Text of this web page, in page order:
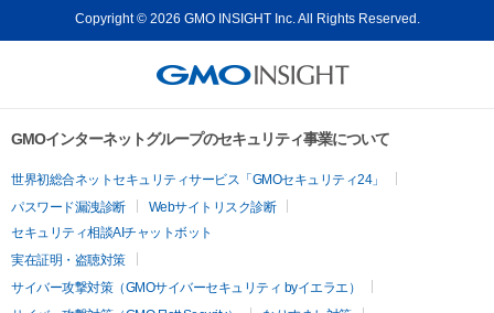
Copyright © 2026 GMO INSIGHT Inc. All Rights Reserved.
GMOインターネットグループのセキュリティ事業について
世界初総合ネットセキュリティサービス「GMOセキュリティ24」
パスワード漏洩診断
Webサイトリスク診断
セキュリティ相談AIチャットボット
実在証明・盗聴対策
サイバー攻撃対策（GMOサイバーセキュリティ byイエラエ）